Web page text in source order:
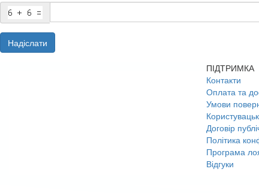
Надіслати
ПІДТРИМКА
Контакти
Оплата та
Умови
Договір
Політика
Програма
Відгуки